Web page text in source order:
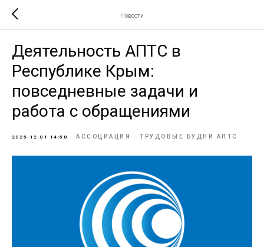
Новости
Деятельность АПТС в
Республике Крым:
повседневные задачи и
работа с обращениями
2025-12-01 14:58 АССОЦИАЦИЯ ТРУДОВЫЕ БУДНИ АПТС